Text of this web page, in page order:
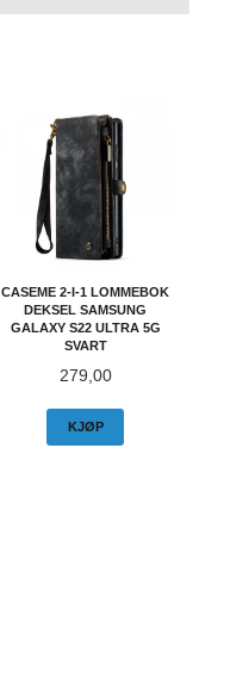
CASEME 2-I-1 LOMMEBOK
DEKSEL SAMSUNG
GALAXY S22 ULTRA 5G
SVART
Pris
279,00
KJØP